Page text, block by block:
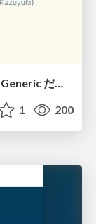
Welcome to the "Parametricity" 🏙️ − Generic だけど Specific な世界 −
1 200